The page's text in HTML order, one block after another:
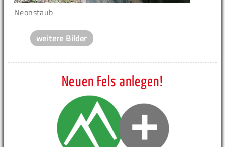
Neonstaub
weitere Bilder
Neuen Fels anlegen!